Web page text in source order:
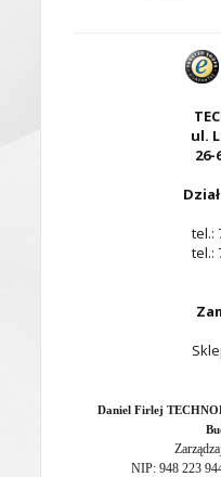
ul.
26-
tel.:
tel.:
Daniel Firlej
NIP: 948 223